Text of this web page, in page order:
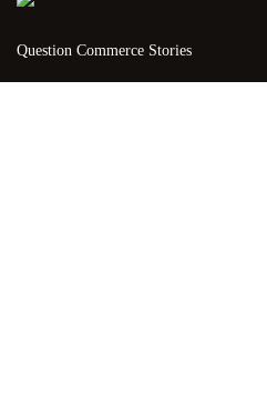
Question Commerce Stories